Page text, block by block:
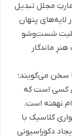
مجلل تبدیل
لایه‌های پنهان
شست‌وشو
ماندگار
سخن می‌گویند؛
کسی است که
نهفته است.
کلاسیک با
دکوراسیونی